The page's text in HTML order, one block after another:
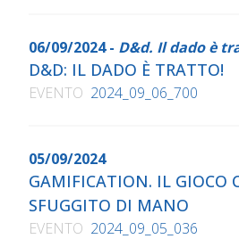
06/09/2024 - D&d. Il dado è
D&D: IL DADO È TRATTO!
EVENTO 2024_09_06_700
05/09/2024
GAMIFICATION. IL GIOCO
SFUGGITO DI MANO
EVENTO 2024_09_05_036